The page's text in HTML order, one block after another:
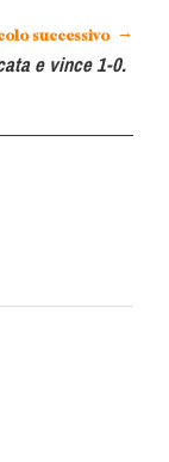
successivo →
e vince 1-0.